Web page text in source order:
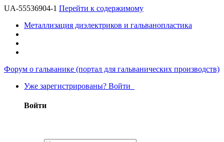
UA-55536904-1 Перейти к содержимому
Металлизация диэлектриков и гальванопластика
Форум о гальванике (портал для гальванических производств)
Уже зарегистрированы? Войти
Войти